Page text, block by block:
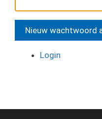
Nieuw wachtwoord
Login